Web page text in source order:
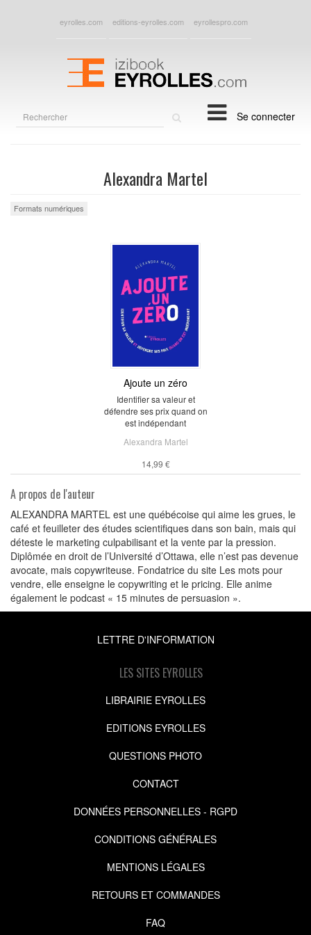
eyrolles.com editions-eyrolles.com eyrollespro.com
Se connecter
Alexandra Martel
Formats numériques
Ajoute un zéro
Identifier sa valeur et
défendre ses prix quand on
est indépendant
Alexandra Martel
14,99 €
A propos de l'auteur
ALEXANDRA MARTEL est une québécoise qui aime les grues, le
café et feuilleter des études scientifiques dans son bain, mais qui
déteste le marketing culpabilisant et la vente par la pression.
Diplômée en droit de l’Université d’Ottawa, elle n’est pas devenue
avocate, mais copywriteuse. Fondatrice du site Les mots pour
vendre, elle enseigne le copywriting et le pricing. Elle anime
également le podcast « 15 minutes de persuasion ».
LETTRE D'INFORMATION
LES SITES EYROLLES
LIBRAIRIE EYROLLES
EDITIONS EYROLLES
QUESTIONS PHOTO
CONTACT
DONNÉES PERSONNELLES - RGPD
CONDITIONS GÉNÉRALES
MENTIONS LÉGALES
RETOURS ET COMMANDES
FAQ